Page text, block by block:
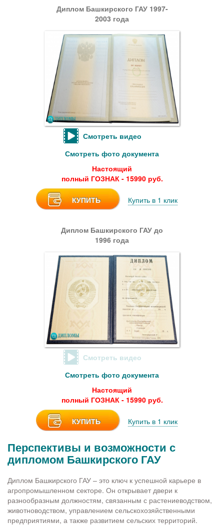
Диплом Башкирского ГАУ 1997-
2003 года
Смотреть видео
Смотреть фото документа
Настоящий
полный ГОЗНАК - 15990 руб.
КУПИТЬ Купить в 1 клик
Диплом Башкирского ГАУ до
1996 года
Смотреть видео
Смотреть фото документа
Настоящий
полный ГОЗНАК - 15990 руб.
КУПИТЬ Купить в 1 клик
Перспективы и возможности с
дипломом Башкирского ГАУ
Диплом Башкирского ГАУ – это ключ к успешной карьере в
агропромышленном секторе. Он открывает двери к
разнообразным должностям, связанным с растениеводством,
животноводством, управлением сельскохозяйственными
предприятиями, а также развитием сельских территорий.